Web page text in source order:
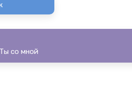
со мной